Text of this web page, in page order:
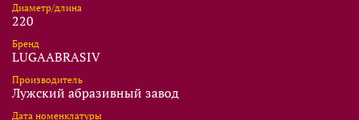
Диаметр/длина
220
Бренд
LUGAABRASIV
Производитель
Лужский абразивный завод
Дата номенклатуры